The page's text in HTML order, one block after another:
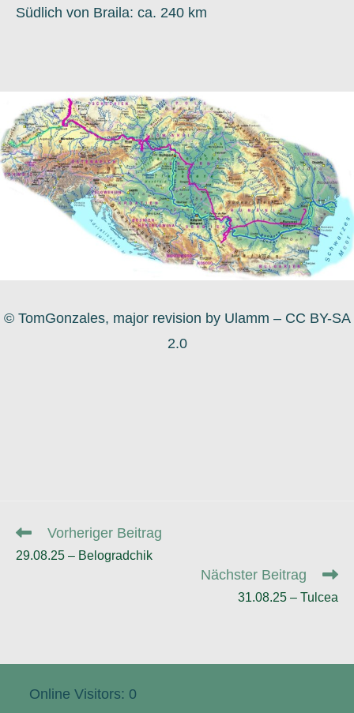
Südlich von Braila: ca. 240 km
© TomGonzales, major revision by Ulamm – CC BY-SA
2.0
Weitere
ansehen
Vorheriger Beitrag
29.08.25 – Belogradchik
Nächster Beitrag
31.08.25 – Tulcea
Online Visitors: 0